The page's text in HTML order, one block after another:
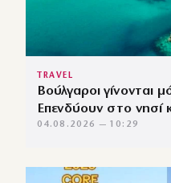
TRAVEL
Βούλγαροι γίνονται
Επενδύουν στο νησί
04.08.2026 — 10:29